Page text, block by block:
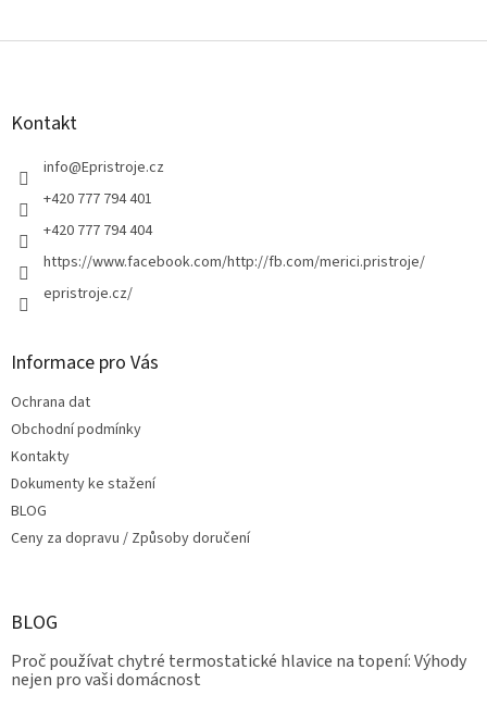
Z
Kontakt
info@Epristroje.cz
+420 777 794 401
+420 777 794 404
https://www.facebook.com/http://fb.com/merici.pristroje/
epristroje.cz/
Informace pro Vás
Ochrana dat
Obchodní podmínky
Kontakty
Dokumenty ke stažení
BLOG
Ceny za dopravu / Způsoby doručení
BLOG
Proč používat chytré termostatické hlavice na topení: Výhody
nejen pro vaši domácnost